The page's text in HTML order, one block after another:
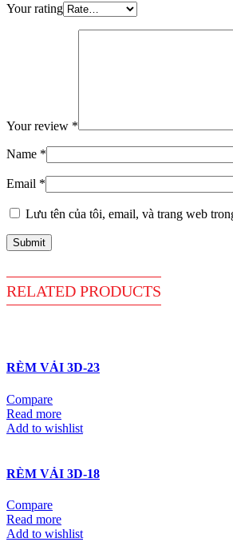
Your rating
Your review *
Name *
Email *
Lưu tên của tôi, email, và trang web
RELATED PRODUCTS
RÈM VẢI 3D-23
Compare
Read more
Add to wishlist
RÈM VẢI 3D-18
Compare
Read more
Add to wishlist